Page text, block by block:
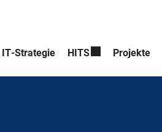
IT-Strategie HITS Projekte